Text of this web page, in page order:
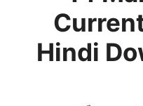
Hindi